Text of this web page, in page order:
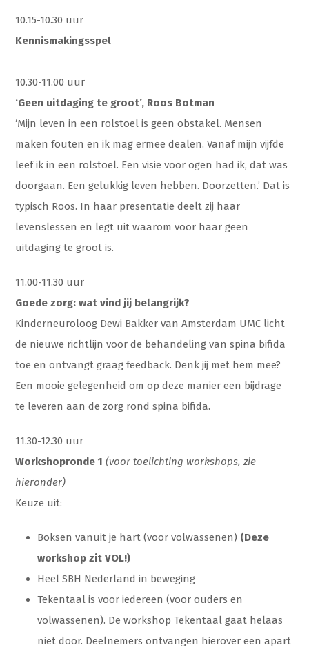
10.15-10.30 uur
Kennismakingsspel
10.30-11.00 uur
‘Geen uitdaging te groot’, Roos Botman
‘Mijn leven in een rolstoel is geen obstakel. Mensen
maken fouten en ik mag ermee dealen. Vanaf mijn vijfde
leef ik in een rolstoel. Een visie voor ogen had ik, dat was
doorgaan. Een gelukkig leven hebben. Doorzetten.’ Dat is
typisch Roos. In haar presentatie deelt zij haar
levenslessen en legt uit waarom voor haar geen
uitdaging te groot is.
11.00-11.30 uur
Goede zorg: wat vind jij belangrijk?
Kinderneuroloog Dewi Bakker van Amsterdam UMC licht
de nieuwe richtlijn voor de behandeling van spina bifida
toe en ontvangt graag feedback. Denk jij met hem mee?
Een mooie gelegenheid om op deze manier een bijdrage
te leveren aan de zorg rond spina bifida.
11.30-12.30 uur
Workshopronde 1(voor toelichting workshops, zie
hieronder)
Keuze uit:
Boksen vanuit je hart (voor volwassenen) (Deze
workshop zit VOL!)
Heel SBH Nederland in beweging
Tekentaal is voor iedereen (voor ouders en
volwassenen). De workshop Tekentaal gaat helaas
niet door. Deelnemers ontvangen hierover een apart